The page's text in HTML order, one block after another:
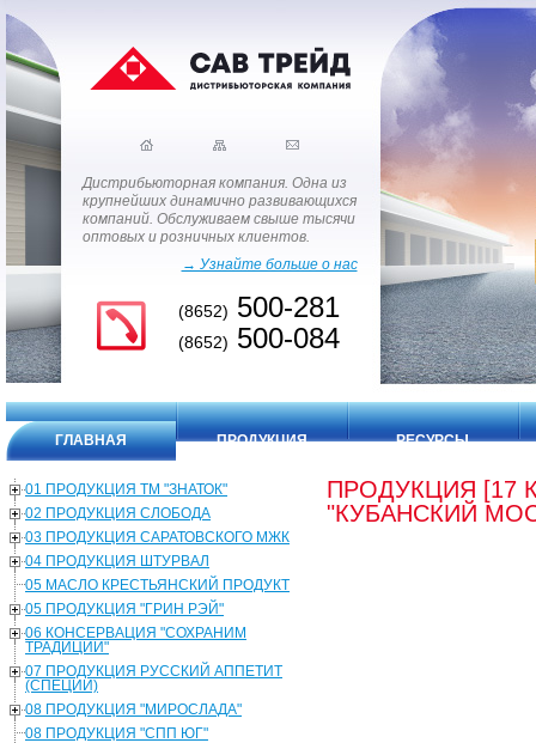
Дистрибьюторная компания. Одна из
крупнейших динамично развивающихся
компаний. Обслуживаем свыше тысячи
оптовых и розничных клиентов.
→ Узнайте больше о нас
(8652) 500-281
(8652) 500-084
ГЛАВНАЯ ПРОДУКЦИЯ РЕСУРСЫ
01 ПРОДУКЦИЯ ТМ "ЗНАТОК"
02 ПРОДУКЦИЯ СЛОБОДА
03 ПРОДУКЦИЯ САРАТОВСКОГО МЖК
04 ПРОДУКЦИЯ ШТУРВАЛ
05 МАСЛО КРЕСТЬЯНСКИЙ ПРОДУКТ
05 ПРОДУКЦИЯ "ГРИН РЭЙ"
06 КОНСЕРВАЦИЯ "СОХРАНИМ
ТРАДИЦИИ"
07 ПРОДУКЦИЯ РУССКИЙ АППЕТИТ
(СПЕЦИИ)
08 ПРОДУКЦИЯ "МИРОСЛАДА"
08 ПРОДУКЦИЯ "СПП ЮГ"
ПРОДУКЦИЯ [17
"КУБАНСКИЙ